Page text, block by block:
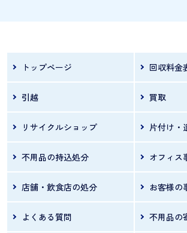
のように捨てればよいかを、わか
めます。朝霞市の粗大ごみは一辺
象で、戸別収集（電話またはWeb申
まで）またはクリーンセンターへ
0kgまで無料・土曜は要予約）か
蔵庫
トップページ 回収料金
引越 買取
リサイクルショップ 片付け・
不用品の持込処分 オフィス
店舗・飲食店の処分 お客様の
よくある質問 不用品の